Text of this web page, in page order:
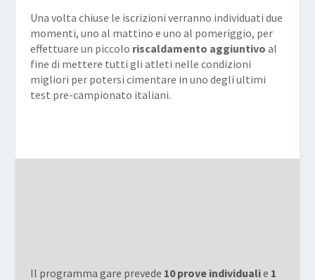
Una volta chiuse le iscrizioni verranno individuati due
momenti, uno al mattino e uno al pomeriggio, per
effettuare un piccolo riscaldamento aggiuntivo al
fine di mettere tutti gli atleti nelle condizioni
migliori per potersi cimentare in uno degli ultimi
test pre-campionato italiani.
Il programma gare prevede 10 prove individualie 1